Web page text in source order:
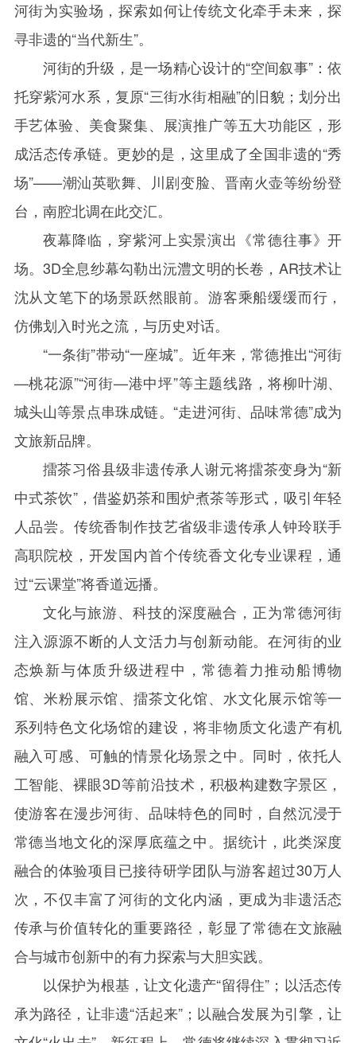
河街为实验场，探索如何让传统文化牵手未来，探
寻非遗的“当代新生”。
河街的升级，是一场精心设计的“空间叙事”：依
托穿紫河水系，复原“三街水街相融”的旧貌；划分出
手艺体验、美食聚集、展演推广等五大功能区，形
成活态传承链。更妙的是，这里成了全国非遗的“秀
场”——潮汕英歌舞、川剧变脸、晋南火壶等纷纷登
台，南腔北调在此交汇。
夜幕降临，穿紫河上实景演出《常德往事》开
场。3D全息纱幕勾勒出沅澧文明的长卷， AR技术让
沈从文笔下的场景跃然眼前。游客乘船缓缓而行，
仿佛划入时光之流，与历史对话。
“一条街”带动“一座城”。近年来，常德推出“河街
—桃花源”“河街—港中坪”等主题线路，将柳叶湖、
城头山等景点串珠成链。“走进河街、品味常德”成为
文旅新品牌。
擂茶习俗县级非遗传承人谢元将擂茶变身为“新
中式茶饮”，借鉴奶茶和围炉煮茶等形式，吸引年轻
人品尝。传统香制作技艺省级非遗传承人钟玲联手
高职院校，开发国内首个传统香文化专业课程，通
过“云课堂”将香道远播。
文化与旅游、科技的深度融合，正为常德河街
注入源源不断的人文活力与创新动能。在河街的业
态焕新与体质升级进程中，常德着力推动船博物
馆、米粉展示馆、擂茶文化馆、水文化展示馆等一
系列特色文化场馆的建设，将非物质文化遗产有机
融入可感、可触的情景化场景之中。同时，依托人
工智能、裸眼3D等前沿技术，积极构建数字景区，
使游客在漫步河街、品味特色的同时，自然沉浸于
常德当地文化的深厚底蕴之中。据统计，此类深度
融合的体验项目已接待研学团队与游客超过30万人
次，不仅丰富了河街的文化内涵，更成为非遗活态
传承与价值转化的重要路径，彰显了常德在文旅融
合与城市创新中的有力探索与大胆实践。
以保护为根基，让文化遗产“留得住”；以活态传
承为路径，让非遗“活起来”；以融合发展为引擎，让